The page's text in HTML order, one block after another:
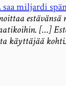
miljardi
estävänsä
[…]
käyttäjää